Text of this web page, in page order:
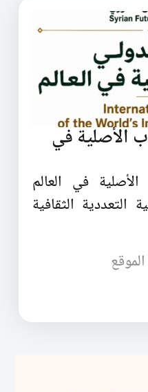
الأصلية في
في العالم
الثقافية